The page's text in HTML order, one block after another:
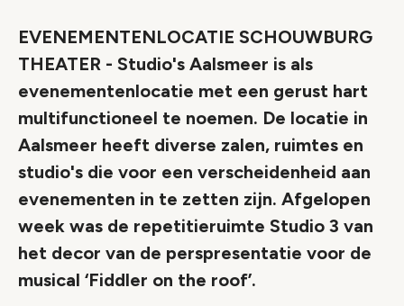
EVENEMENTENLOCATIE SCHOUWBURG
THEATER - Studio's Aalsmeer is als
evenementenlocatie met een gerust hart
multifunctioneel te noemen. De locatie in
Aalsmeer heeft diverse zalen, ruimtes en
studio's die voor een verscheidenheid aan
evenementen in te zetten zijn. Afgelopen
week was de repetitieruimte Studio 3 van
het decor van de perspresentatie voor de
musical ‘Fiddler on the roof’.